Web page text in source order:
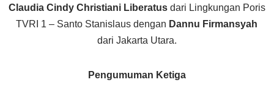
Claudia Cindy Christiani Liberatusdari Lingkungan Poris
TVRI 1 – Santo Stanislaus dengan Dannu Firmansyah
dari Jakarta Utara.
Pengumuman Ketiga